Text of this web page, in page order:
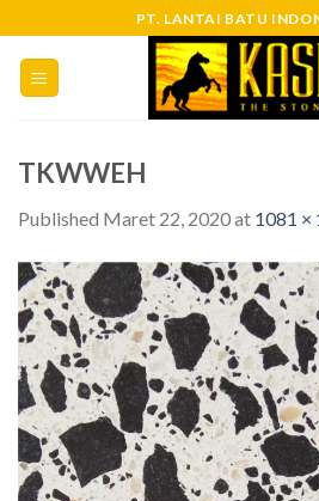
content
PT. LANTAI BATU
TKWWEH
Published Maret 22, 2020at 1081 ×